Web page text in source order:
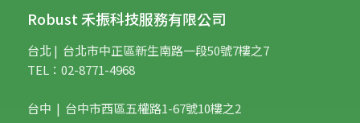
Robust 禾振科技服務有限公司
台北 | 台北市中正區新生南路一段50號7樓之7
TEL：02-8771-4968
台中 | 台中市西區五權路1-67號10樓之2